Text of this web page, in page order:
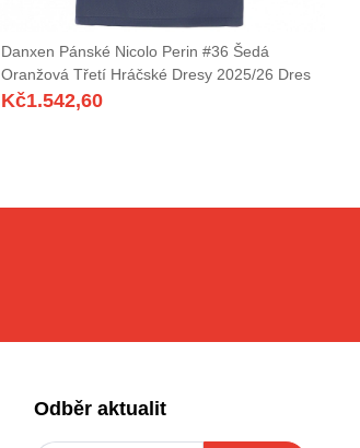
Danxen Pánské Nicolo Perin #36 Šedá
Oranžová Třetí Hráčské Dresy 2025/26 Dres
Kč1.542,60
Odběr aktualit